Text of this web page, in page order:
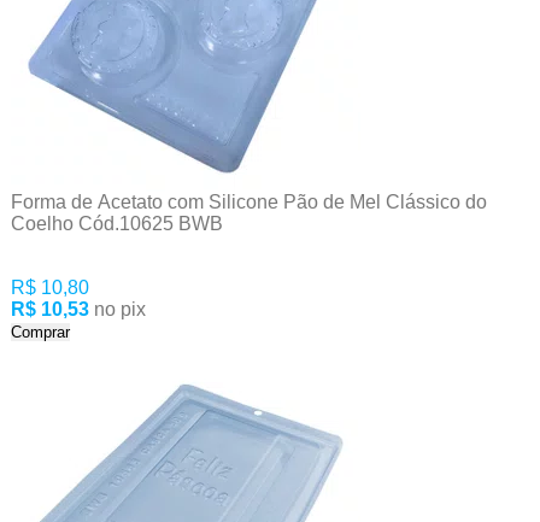
Forma de Acetato com Silicone Pão de Mel Clássico do
Coelho Cód.10625 BWB
R$ 10,80
R$ 10,53
no pix
Comprar